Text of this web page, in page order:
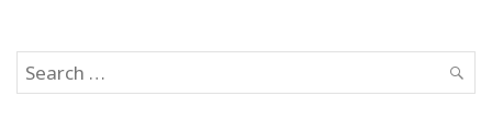
Search
for: